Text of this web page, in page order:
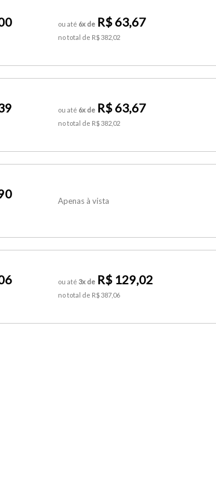
ou até 6x de R$ 63,67
no total de R$ 382,02
ou até 6x de R$ 63,67
no total de R$ 382,02
Apenas à vista
ou até 3x de R$ 129,02
no total de R$ 387,06